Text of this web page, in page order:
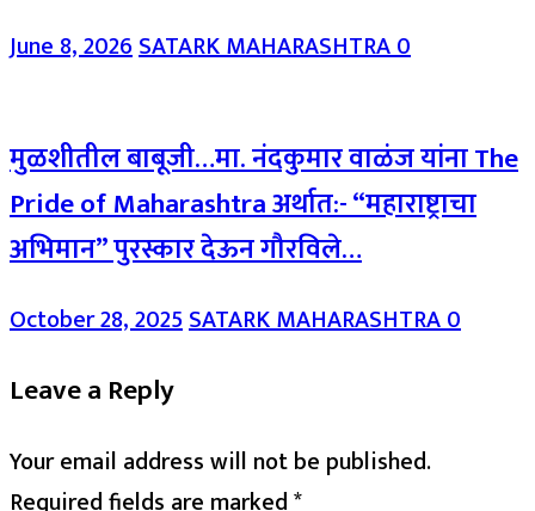
June 8, 2026SATARK MAHARASHTRA0
मुळशीतील बाबूजी…मा. नंदकुमार वाळंज यांना The
Pride of Maharashtra अर्थात:- “महाराष्ट्राचा
अभिमान” पुरस्कार देऊन गौरविले…
October 28, 2025SATARK MAHARASHTRA0
Leave a Reply
Your email address will not be published.
Required fields are marked*